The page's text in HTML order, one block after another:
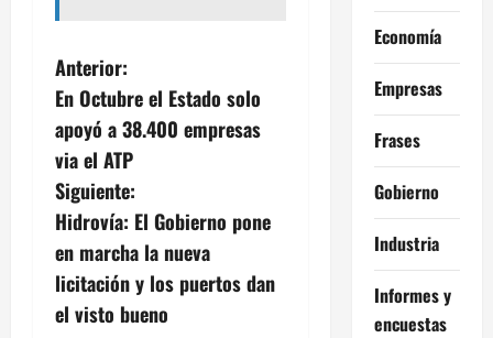
N
a
v
e
g
a
Anterior:
En Octubre el Estado solo
apoyó a 38.400 empresas
via el ATP
Siguiente:
Hidrovía: El Gobierno pone
en marcha la nueva
licitación y los puertos dan
el visto bueno
Economía
Empresas
Frases
Gobierno
Industria
Informes y
encuestas